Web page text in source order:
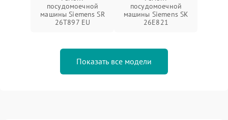
посудомоечной
машины Siemens SR
26T897 EU
посудомоечной
машины Siemens SK
26E821
Показать все модели